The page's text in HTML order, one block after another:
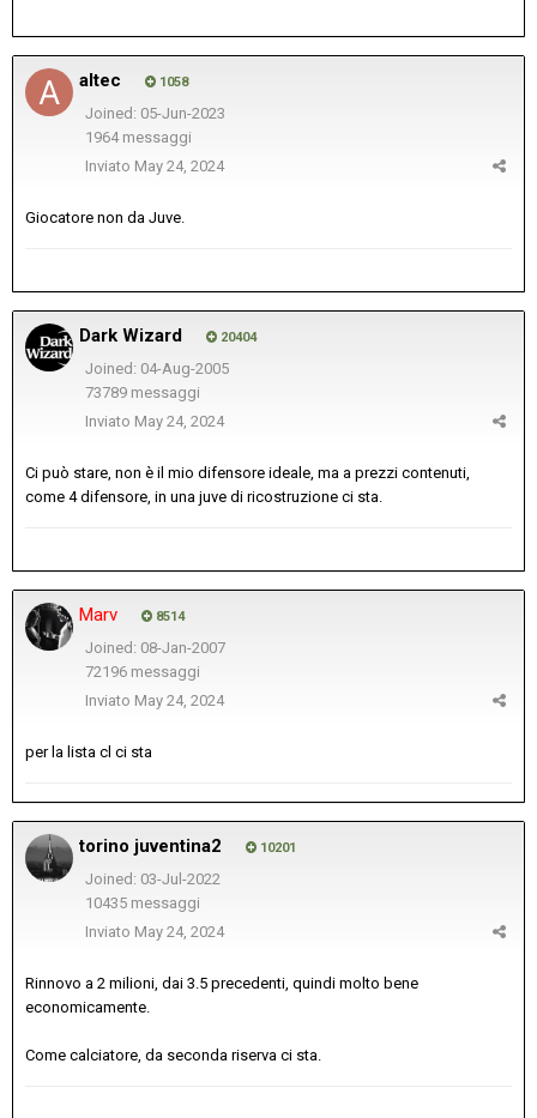
altec 1058
Joined: 05-Jun-2023
1964 messaggi
Inviato May 24, 2024
Giocatore non da Juve.
Dark Wizard 20404
Joined: 04-Aug-2005
73789 messaggi
Inviato May 24, 2024
Ci può stare, non è il mio difensore ideale, ma a prezzi contenuti,
come 4 difensore, in una juve di ricostruzione ci sta.
Marv 8514
Joined: 08-Jan-2007
72196 messaggi
Inviato May 24, 2024
per la lista cl ci sta
torino juventina2 10201
Joined: 03-Jul-2022
10435 messaggi
Inviato May 24, 2024
Rinnovo a 2 milioni, dai 3.5 precedenti, quindi molto bene
economicamente.
Come calciatore, da seconda riserva ci sta.